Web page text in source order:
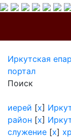
Иркутская
портал
Поиск
иерей [x]
район [x]
служение [x]